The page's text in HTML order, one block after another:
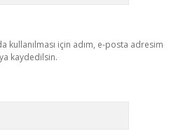
kullanılması için adım, e-posta adresim
kaydedilsin.